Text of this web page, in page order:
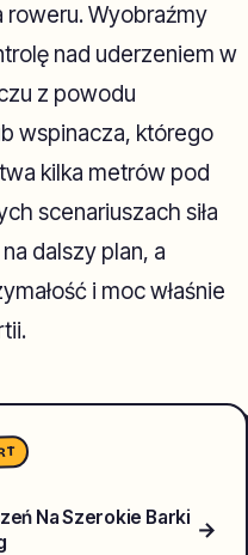
roweru. Wyobraźmy
nad uderzeniem w
z powodu
wspinacza, którego
kilka metrów pod
scenariuszach siła
dalszy plan, a
i moc właśnie
Na Szerokie Barki →